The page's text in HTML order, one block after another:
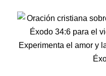
Experimenta el amor y